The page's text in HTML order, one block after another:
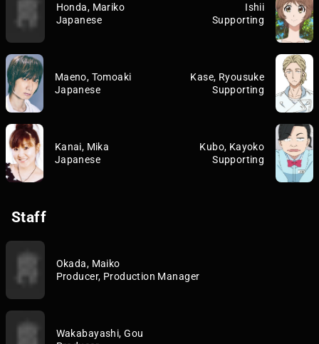
Honda, Mariko
Japanese
Ishii
Supporting
Maeno, Tomoaki
Japanese
Kase, Ryousuke
Supporting
Kanai, Mika
Japanese
Kubo, Kayoko
Supporting
Staff
Okada, Maiko
Producer, Production Manager
Wakabayashi, Gou